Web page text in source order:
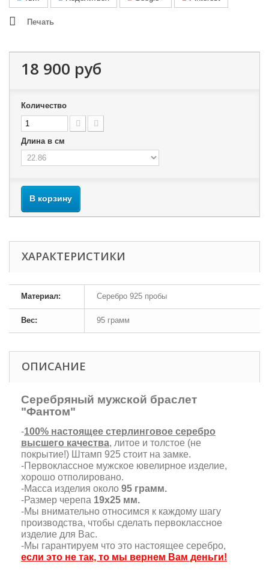
Печать
18 900 руб
Количество
Длина в см
В корзину
ХАРАКТЕРИСТИКИ
Материал: Серебро 925 пробы
Вес: 95 грамм
ОПИСАНИЕ
Серебряный мужской браслет
"Фантом"
-100% настоящее стерлинговое серебро
высшего качества, литое и толстое (не
покрытие!) Штамп 925 стоит на замке.
-Первоклассное мужское ювелирное изделие,
хорошо отполировано.
-Масса изделия около 95 грамм.
-Размер черепа 19х25 мм.
-Мы внимательно относимся к каждому шагу
производства, чтобы сделать первоклассное
изделие для Вас.
-Мы гарантируем что это настоящее серебро,
если это не так, то мы вернем Вам деньги!